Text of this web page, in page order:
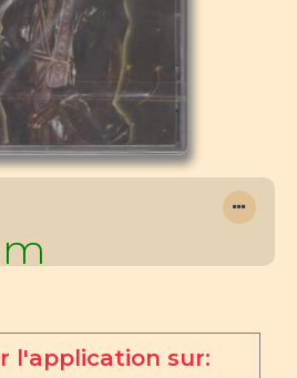
l'application sur: